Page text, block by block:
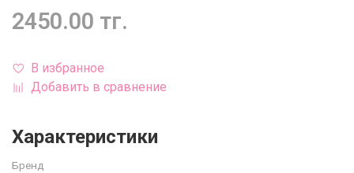
2450.00 тг.
В избранное
Добавить в сравнение
Характеристики
Бренд